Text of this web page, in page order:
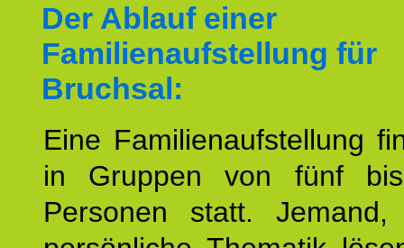
Der Ablauf einer
Familienaufstellung für
Bruchsal:
Eine Familienaufstellung
in Gruppen von fünf
Personen statt.